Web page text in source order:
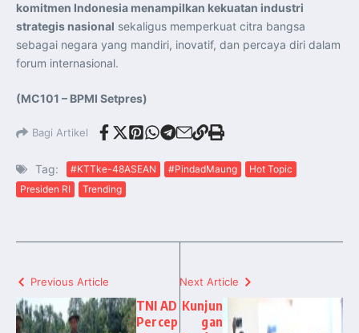
komitmen Indonesia menampilkan kekuatan industri
strategis nasional sekaligus memperkuat citra bangsa
sebagai negara yang mandiri, inovatif, dan percaya diri dalam
forum internasional.
(MC101 – BPMI Setpres)
Bagi Artikel
Tag: #KTTke-48ASEAN #PindadMaung
Hot Topic
Presiden RI
Trending
Previous Article
TNI AD
Percep
Next Article
Kunjun
gan